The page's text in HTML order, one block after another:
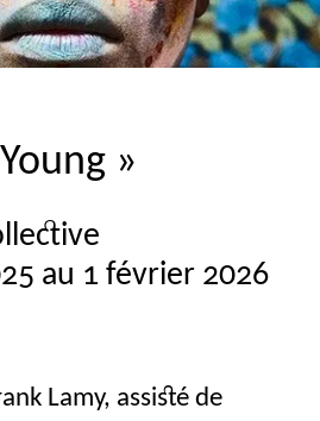
»
au 1 février 2026
Lamy, assisté de